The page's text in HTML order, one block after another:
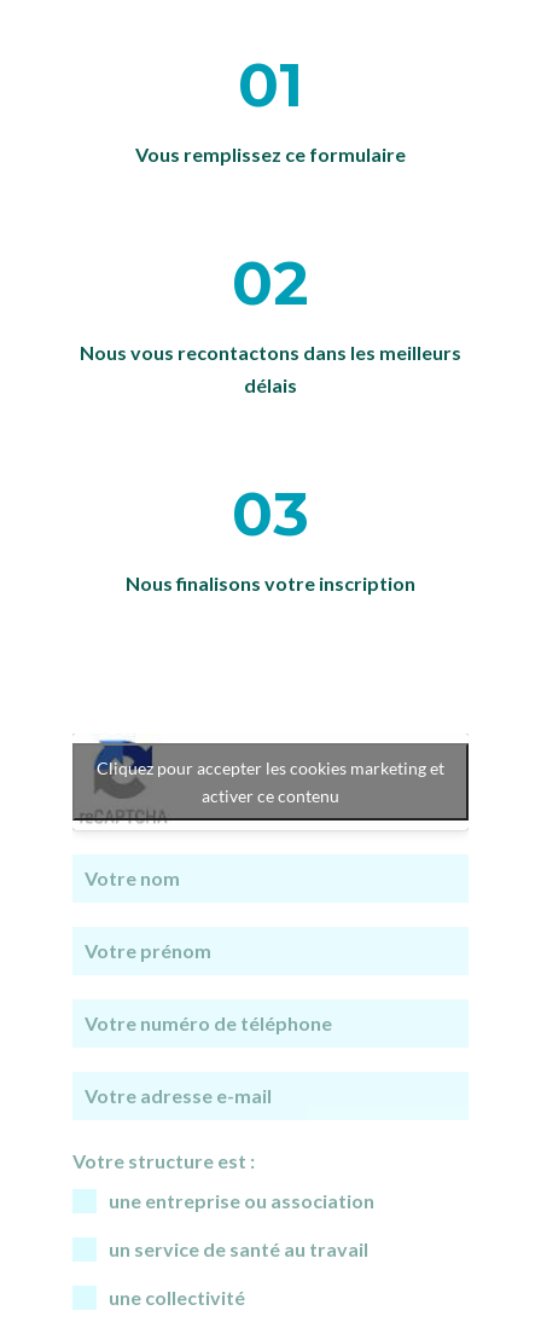
01
Vous remplissez ce formulaire
02
Nous vous recontactons dans les meilleurs
délais
03
Nous finalisons votre inscription
Cliquez pour accepter les cookies marketing et
activer ce contenu
Votre structure est :
une entreprise ou association
un service de santé au travail
une collectivité